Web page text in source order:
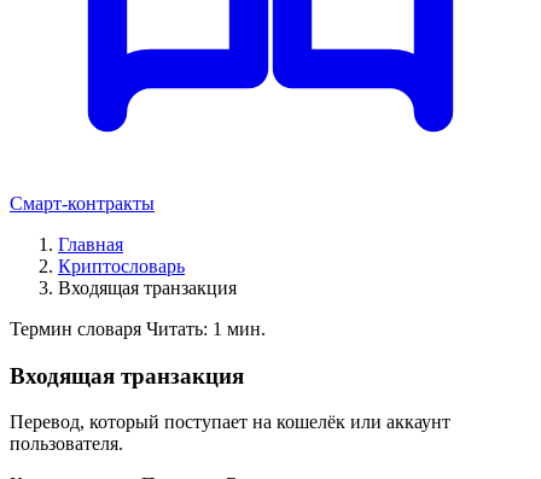
Смарт-контракты
Главная
Криптословарь
Входящая транзакция
Термин словаря Читать: 1 мин.
Входящая транзакция
Перевод, который поступает на кошелёк или аккаунт
пользователя.